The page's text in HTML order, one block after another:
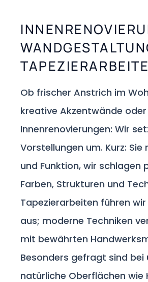
Ob frischer Anstrich im
kreative Akzentwände
Innenrenovierungen: Wir
Vorstellungen um. Kurz: Sie
und Funktion, wir schlagen
Farben, Strukturen und
Tapezierarbeiten führen
aus; moderne Techniken
mit bewährten
Besonders gefragt sind bei
natürliche Oberflächen wie